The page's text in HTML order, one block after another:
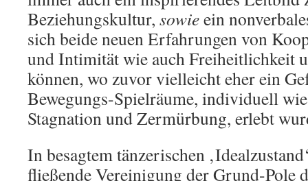
Beziehungskultur, sowieein
sich beide neuen Erfahrungen von
und Intimität wie auch Freiheitlichkeit
können, wo zuvor vielleicht eher ein
Bewegungs-Spielräume, individuell
Stagnation und Zermürbung, erlebt
In besagtem tänzerischen
fließende Vereinigung der Grund-Pole